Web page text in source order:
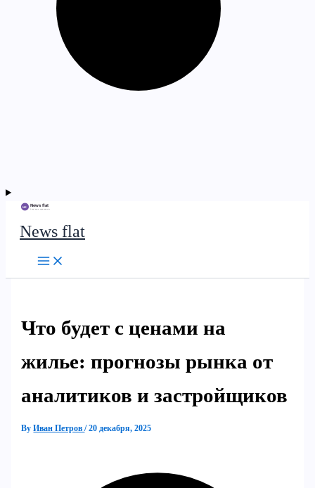
News flat
Что будет с ценами на
жилье: прогнозы рынка от
аналитиков и застройщиков
ByИван Петров/20 декабря, 2025